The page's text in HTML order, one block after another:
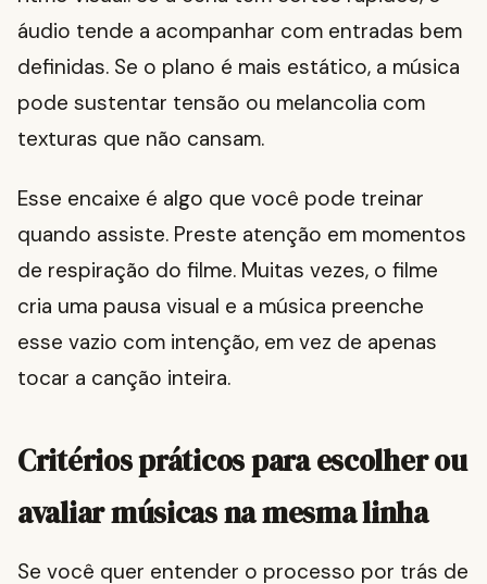
áudio tende a acompanhar com entradas bem
definidas. Se o plano é mais estático, a música
pode sustentar tensão ou melancolia com
texturas que não cansam.
Esse encaixe é algo que você pode treinar
quando assiste. Preste atenção em momentos
de respiração do filme. Muitas vezes, o filme
cria uma pausa visual e a música preenche
esse vazio com intenção, em vez de apenas
tocar a canção inteira.
Critérios práticos para escolher ou
avaliar músicas na mesma linha
Se você quer entender o processo por trás de